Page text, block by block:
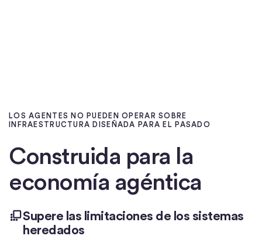
LOS AGENTES NO PUEDEN OPERAR SOBRE
INFRAESTRUCTURA DISEÑADA PARA EL PASADO
Construida para la
economía agéntica
Supere las limitaciones de los sistemas
heredados